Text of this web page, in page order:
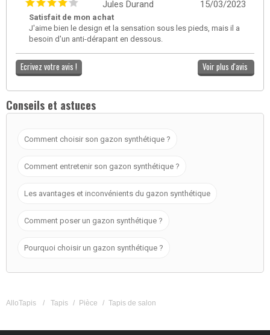
15/03/2023
Jules Durand
Satisfait de mon achat
J'aime bien le design et la sensation sous les pieds, mais il a
besoin d'un anti-dérapant en dessous.
Ecrivez votre avis ! Voir plus d'avis
Conseils et astuces
Comment choisir son gazon synthétique ?
Comment entretenir son gazon synthétique ?
Les avantages et inconvénients du gazon synthétique
Comment poser un gazon synthétique ?
Pourquoi choisir un gazon synthétique ?
AlloTapis / Tapis / Pièce / Tapis de salon